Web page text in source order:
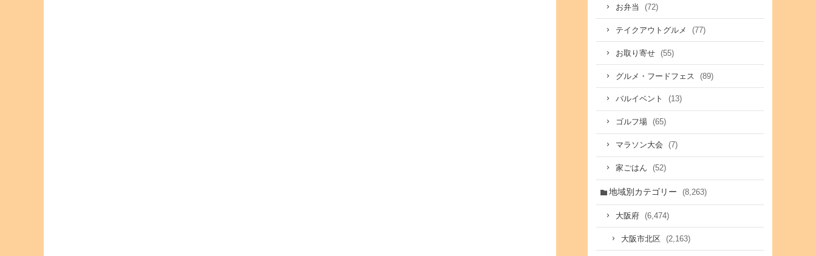
お弁当 (72)
テイクアウトグルメ (77)
お取り寄せ (55)
グルメ・フードフェス (89)
バルイベント (13)
ゴルフ場 (65)
マラソン大会 (7)
家ごはん (52)
地域別カテゴリー (8,263)
大阪府 (6,474)
大阪市北区 (2,163)